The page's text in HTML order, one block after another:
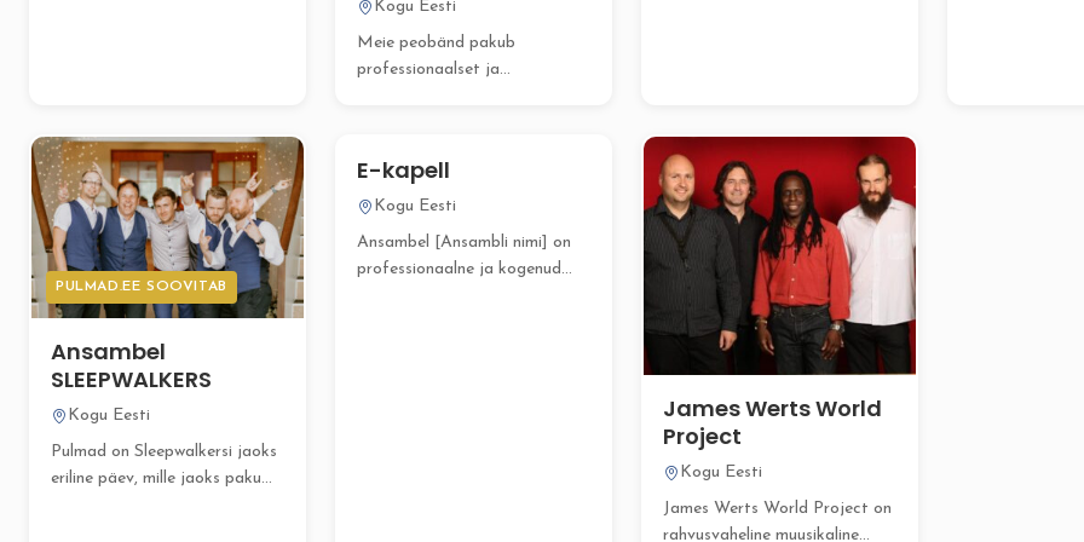
Kogu Eesti
Meie peobänd pakub
professionaalset ja
PULMAD.EE SOOVITAB
Ansambel
SLEEPWALKERS
Kogu Eesti
Pulmad on Sleepwalkersi jaoks
eriline päev, mille jaoks pakume
E-kapell
Kogu Eesti
Ansambel [Ansambli nimi] on
professionaalne ja kogenud
James Werts World
Project
Kogu Eesti
James Werts World Project on
rahvusvaheline muusikaline